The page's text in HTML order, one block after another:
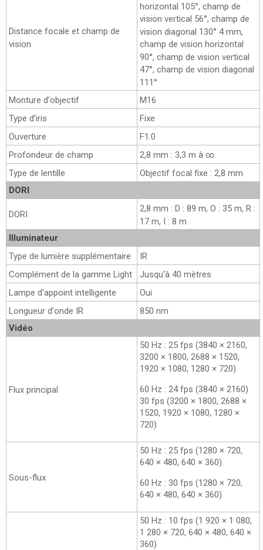
Distance focale et champ de
vision
horizontal 105°, champ de
vision vertical 56°, champ de
vision diagonal 130° 4 mm,
champ de vision horizontal
90°, champ de vision vertical
47°, champ de vision diagonal
111°
Monture d'objectif
M16
Type d'iris
Fixe
Ouverture
F1.0
Profondeur de champ
2,8 mm : 3,3 m à ∞
Type de lentille
Objectif focal fixe : 2,8 mm
DORI
DORI
2,8 mm : D : 89 m, O : 35 m, R :
17 m, I : 8 m
Illuminateur
Type de lumière supplémentaire
IR
Complément de la gamme Light
Jusqu'à 40 mètres
Lampe d'appoint intelligente
Oui
Longueur d'onde IR
850 nm
Vidéo
Flux principal
50 Hz : 25 fps (3840 × 2160,
3200 × 1800, 2688 × 1520,
1920 × 1080, 1280 × 720)
60 Hz : 24 fps (3840 × 2160)
30 fps (3200 × 1800, 2688 ×
1520, 1920 × 1080, 1280 ×
720)
Sous-flux
50 Hz : 25 fps (1280 × 720,
640 × 480, 640 × 360)
60 Hz : 30 fps (1280 × 720,
640 × 480, 640 × 360)
50 Hz : 10 fps (1 920 × 1 080,
1 280 × 720, 640 × 480, 640 ×
360)